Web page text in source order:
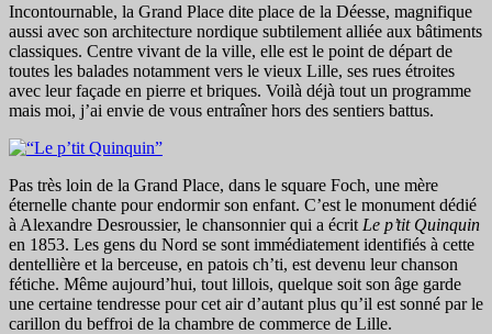
Incontournable, la Grand Place dite place de la Déesse, magnifique
aussi avec son architecture nordique subtilement alliée aux bâtiments
classiques. Centre vivant de la ville, elle est le point de départ de
toutes les balades notamment vers le vieux Lille, ses rues étroites
avec leur façade en pierre et briques. Voilà déjà tout un programme
mais moi, j’ai envie de vous entraîner hors des sentiers battus.
Pas très loin de la Grand Place, dans le square Foch, une mère
éternelle chante pour endormir son enfant. C’est le monument dédié
à Alexandre Desroussier, le chansonnier qui a écrit Le p’tit Quinquin
en 1853. Les gens du Nord se sont immédiatement identifiés à cette
dentellière et la berceuse, en patois ch’ti, est devenu leur chanson
fétiche. Même aujourd’hui, tout lillois, quelque soit son âge garde
une certaine tendresse pour cet air d’autant plus qu’il est sonné par le
carillon du beffroi de la chambre de commerce de Lille.